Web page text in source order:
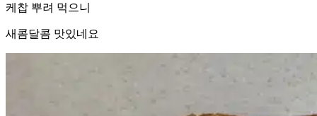
케찹 뿌려 먹으니
새콤달콤 맛있네요